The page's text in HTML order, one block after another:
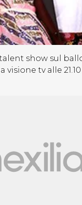
show sul
visione tv alle